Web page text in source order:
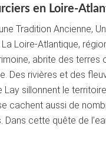
en Loire-
Tradition Ancienne,
Loire-Atlantique,
abrite des terres
Des rivières et des
Lay sillonnent le
cachent aussi de
Dans cette quête de